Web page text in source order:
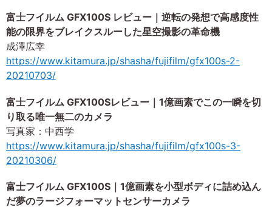
富士フイルム GFX100S レビュー｜逆転の発想で高感度性
能の限界をブレイクスルーした星空撮影の革命機
成澤広幸
https://www.kitamura.jp/shasha/fujifilm/gfx100s-2-
20210703/
富士フイルム GFX100Sレビュー｜1億画素でこの一瞬を切
り取る唯一無二のカメラ
写真家：中西学
https://www.kitamura.jp/shasha/fujifilm/gfx100s-3-
20210306/
富士フイルム GFX100S｜1億画素を小型ボディに詰め込ん
だ夢のラージフォーマットセンサーカメラ